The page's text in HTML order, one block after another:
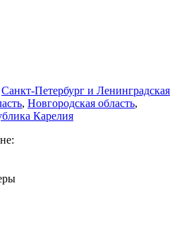
Санкт-Петербург и Ленинградская
, Новгородская область,
Карелия